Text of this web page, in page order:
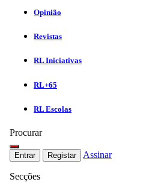
Opinião
Revistas
RL Iniciativas
RL+65
RL Escolas
Procurar
Entrar Registar Assinar
Secções